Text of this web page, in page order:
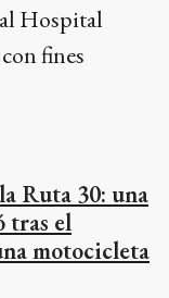
Hospital
fines
Ruta 30: una
tras el
motocicleta